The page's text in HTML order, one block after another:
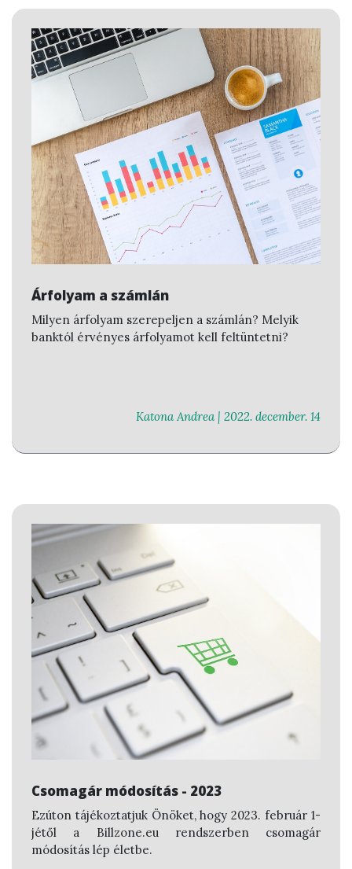
Árfolyam a számlán
Milyen árfolyam szerepeljen a számlán? Melyik
banktól érvényes árfolyamot kell feltüntetni?
Katona Andrea | 2022. december. 14
Csomagár módosítás - 2023
Ezúton tájékoztatjuk Önöket, hogy 2023. február 1-
jétől a Billzone.eu rendszerben csomagár
módosítás lép életbe.